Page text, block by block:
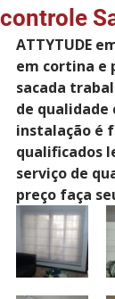
controle
ATTYTUDE
em cortina e
sacada
de qualidade
instalação é
qualificados
serviço de
preço faça